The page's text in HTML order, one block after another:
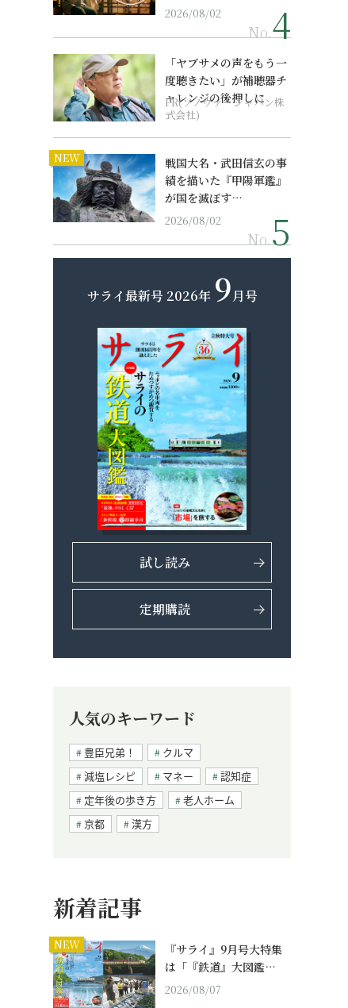
2026/08/02
No.
「ヤブサメの声をもう一
度聴きたい」が補聴器チ
ャレンジの後押しに
PR(ソノヴァ・ジャパン株
式会社)
NEW
戦国大名・武田信玄の事
績を描いた『甲陽軍鑑』
が国を滅ぼす…
2026/08/02
No.
サライ最新号 2026年 9月号
試し読み
定期購読
人気のキーワード
豊臣兄弟！
クルマ
減塩レシピ
マネー
認知症
定年後の歩き方
老人ホーム
京都
漢方
新着記事
NEW
『サライ』9月号大特集
は「『鉄道』大図鑑…
2026/08/07